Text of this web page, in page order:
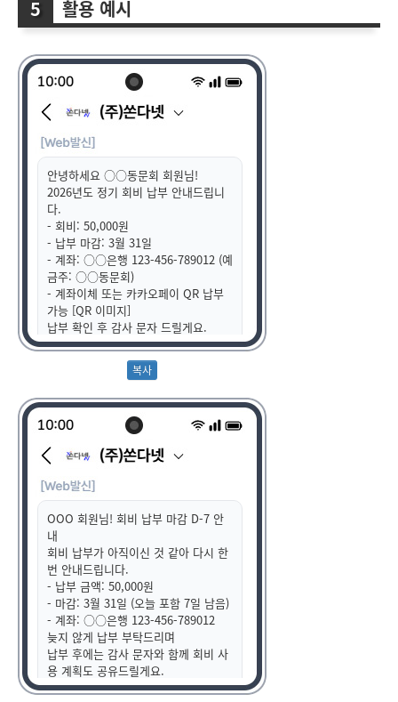
활용 예시
안녕하세요 ○○동문회 회원님!
2026년도 정기 회비 납부 안내드립니
다.
- 회비: 50,000원
- 납부 마감: 3월 31일
- 계좌: ○○은행 123-456-789012 (예
금주: ○○동문회)
- 계좌이체 또는 카카오페이 QR 납부
가능 [QR 이미지]
납부 확인 후 감사 문자 드릴게요.
항상 동문회를 아껴주셔서 감사합니다!
OOO 회원님! 회비 납부 마감 D-7 안
내
회비 납부가 아직이신 것 같아 다시 한
번 안내드립니다.
- 납부 금액: 50,000원
- 마감: 3월 31일 (오늘 포함 7일 남음)
- 계좌: ○○은행 123-456-789012
늦지 않게 납부 부탁드리며
납부 후에는 감사 문자와 함께 회비 사
용 계획도 공유드릴게요.
항상 감사합니다~